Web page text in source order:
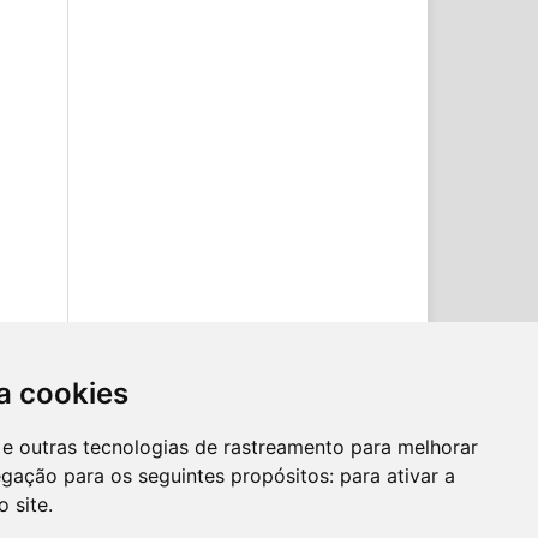
cookies
outras tecnologias de rastreamento para melhorar
para os seguintes propósitos: para ativar a
site.